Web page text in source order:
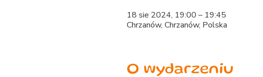
18 sie 2024, 19:00 – 19:45
Chrzanów, Chrzanów, Polska
O wydarzeniu